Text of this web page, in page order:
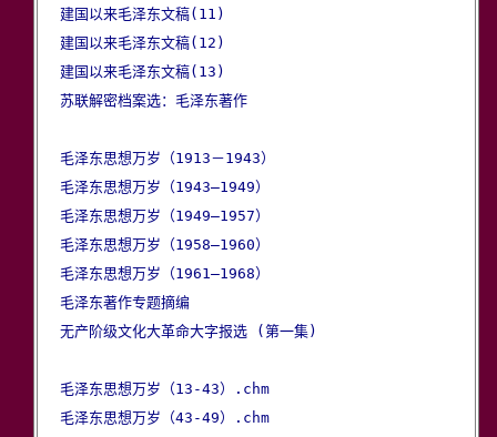
建国以来毛泽东文稿(11)
建国以来毛泽东文稿(12)
建国以来毛泽东文稿(13)
苏联解密档案选：毛泽东著作
毛泽东思想万岁（1913－1943）
毛泽东思想万岁（1943—1949）
毛泽东思想万岁（1949—1957）
毛泽东思想万岁（1958—1960）
毛泽东思想万岁（1961—1968）
毛泽东著作专题摘编
无产阶级文化大革命大字报选 (第一集)
毛泽东思想万岁（13-43）.chm
毛泽东思想万岁（43-49）.chm